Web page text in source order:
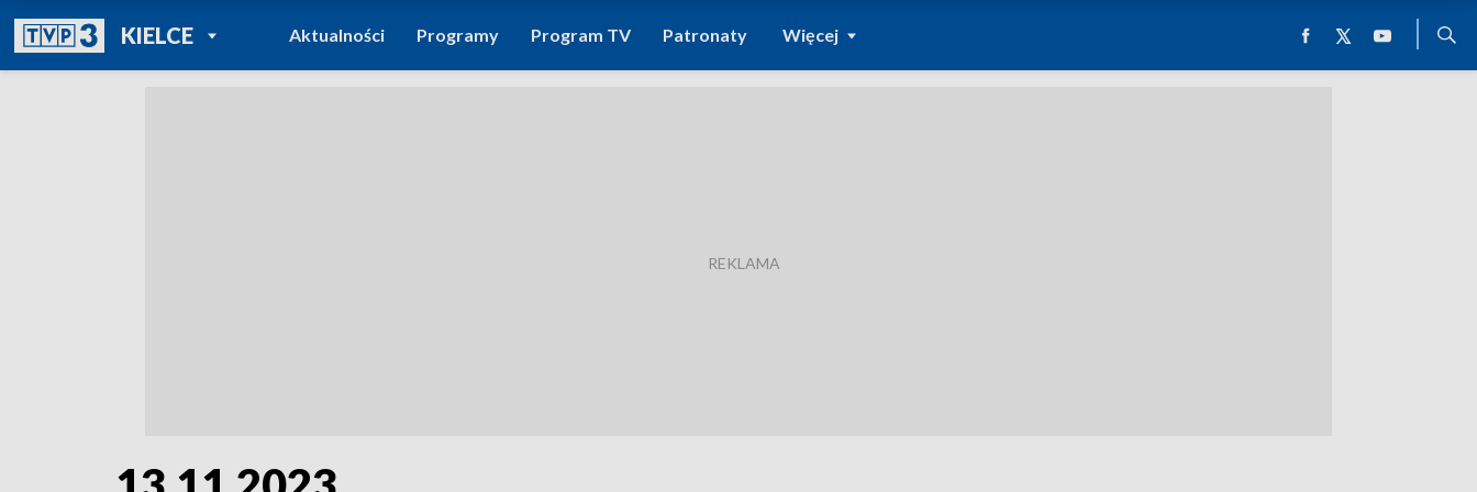
KIELCEPOWRÓT DO
TVP REGIONY
Aktualności Programy Program TV Patronaty Więcej